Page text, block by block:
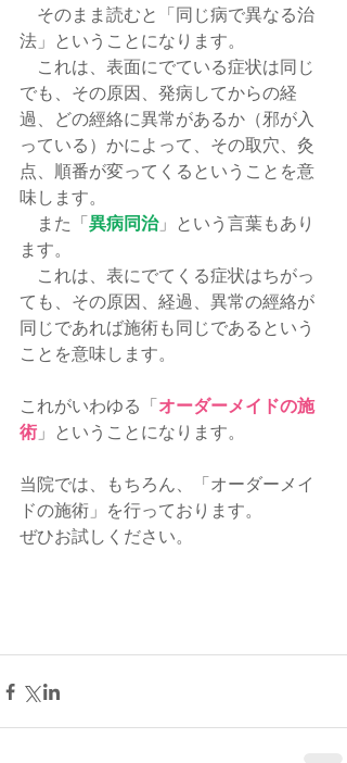
そのまま読むと「同じ病で異なる治
法」ということになります。
これは、表面にでている症状は同じ
でも、その原因、発病してからの経
過、どの經絡に異常があるか（邪が入
っている）かによって、その取穴、灸
点、順番が変ってくるということを意
味します。
また「異病同治」という言葉もあり
ます。
これは、表にでてくる症状はちがっ
ても、その原因、経過、異常の經絡が
同じであれば施術も同じであるという
ことを意味します。
これがいわゆる「オーダーメイドの施
術 」ということになります。
当院では、もちろん、「オーダーメイ
ドの施術」を行っております。
ぜひお試しください。